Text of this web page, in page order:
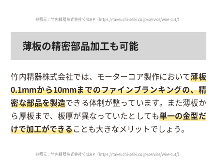
参照元：竹内精器株式会社公式HP（https://takeuchi-seiki.co.jp/service/wire-cut/）
薄板の精密部品加工も可能
竹内精器株式会社では、モーターコア製作において薄板
0.1mmから10mmまでのファインブランキングの、精
密な部品を製造できる体制が整っています。また薄板か
ら厚板まで、板厚が異なっていたとしても単一の金型だ
けで加工ができることも大きなメリットでしょう。
参照元：竹内精器株式会社公式HP（https://takeuchi-seiki.co.jp/service/wire-cut/）